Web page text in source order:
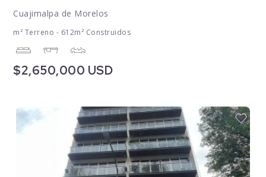
Cuajimalpa de Morelos
m² Terreno - 612m² Construidos
$2,650,000 USD